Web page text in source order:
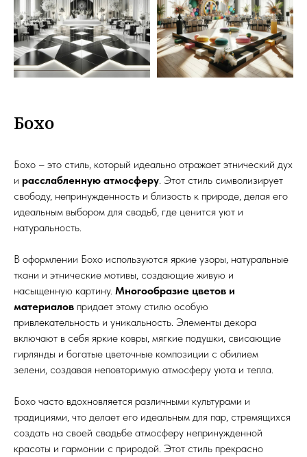
Бохо
Бохо – это стиль, который идеально отражает этнический дух
и расслабленную атмосферу. Этот стиль символизирует
свободу, непринужденность и близость к природе, делая его
идеальным выбором для свадьб, где ценится уют и
натуральность.
В оформлении Бохо используются яркие узоры, натуральные
ткани и этнические мотивы, создающие живую и
насыщенную картину. Многообразие цветов и
материалов придает этому стилю особую
привлекательность и уникальность. Элементы декора
включают в себя яркие ковры, мягкие подушки, свисающие
гирлянды и богатые цветочные композиции с обилием
зелени, создавая неповторимую атмосферу уюта и тепла.
Бохо часто вдохновляется различными культурами и
традициями, что делает его идеальным для пар, стремящихся
создать на своей свадьбе атмосферу непринужденной
красоты и гармонии с природой. Этот стиль прекрасно